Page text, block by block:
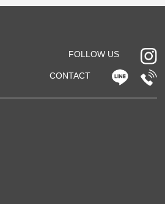
FOLLOW US
CONTACT